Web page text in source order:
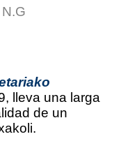
N.G
lleva una larga
de un